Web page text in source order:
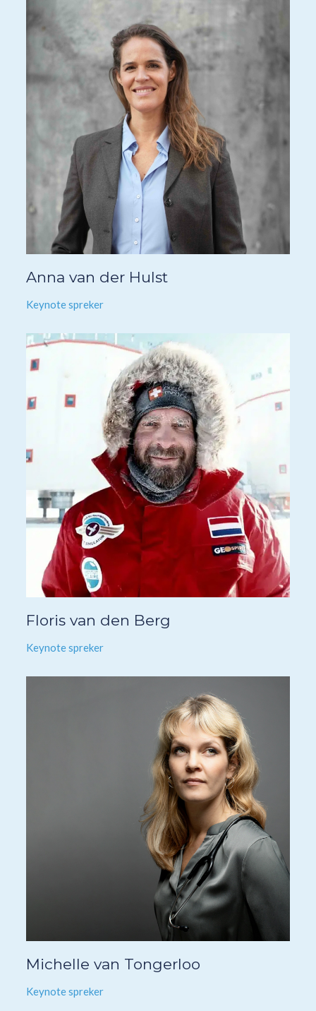
Anna van der Hulst
Keynote spreker
Floris van den Berg
Keynote spreker
Michelle van Tongerloo
Keynote spreker